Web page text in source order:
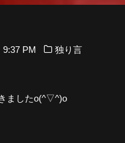
9:37 PM 独り言
ましたo(^▽^)o